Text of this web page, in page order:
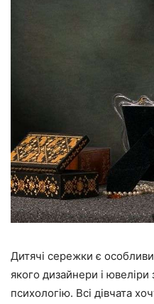
Дитячі сережки є
якого дизайнери і
психологію. Всі дівчата